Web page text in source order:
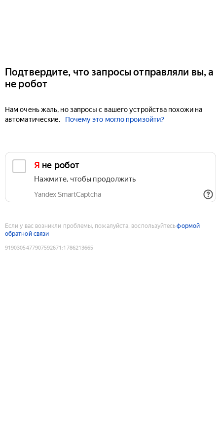
Подтвердите, что запросы отправляли вы, а
не робот
Нам очень жаль, но запросы с вашего устройства похожи на
автоматические.
Почему это могло произойти?
Я не робот
Нажмите, чтобы продолжить
Yandex SmartCaptcha
Если у вас возникли проблемы, пожалуйста, воспользуйтесьформой
обратной связи
9190305477907592671 :1786213665